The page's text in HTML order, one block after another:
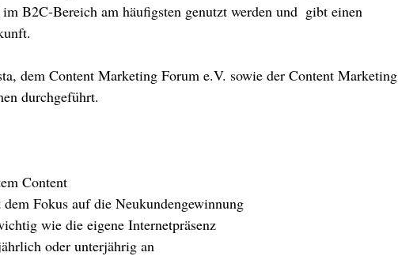
EVENTS
B2C-Bereich am häufigsten genutzt werden und  gibt einen
dem Content Marketing Forum e.V. sowie der Content Marketing
durchgeführt.
Content
Fokus auf die Neukundengewinnung
wie die eigene Internetpräsenz
oder unterjährig an